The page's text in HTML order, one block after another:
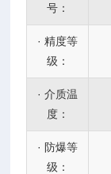
号：
· 精度等
级：
· 介质温
度：
· 防爆等
级：